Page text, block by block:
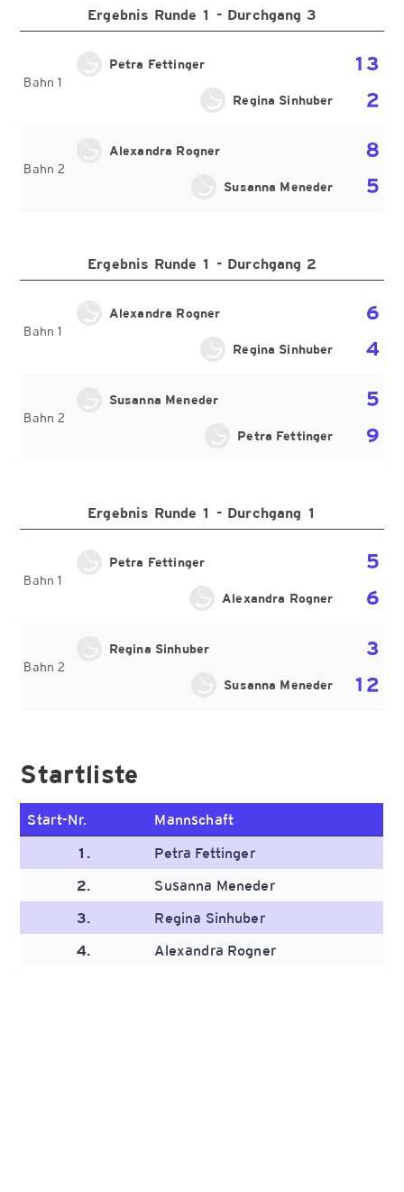
Ergebnis Runde 1 - Durchgang 3
Bahn 1
Petra Fettinger
13
2
Regina Sinhuber
Bahn 2
Alexandra Rogner
8
5
Susanna Meneder
Ergebnis Runde 1 - Durchgang 2
Bahn 1
Alexandra Rogner
6
4
Regina Sinhuber
Bahn 2
Susanna Meneder
5
9
Petra Fettinger
Ergebnis Runde 1 - Durchgang 1
Bahn 1
Petra Fettinger
5
6
Alexandra Rogner
Bahn 2
Regina Sinhuber
3
12
Susanna Meneder
Startliste
Start-Nr. Mannschaft
1.
Petra Fettinger
2.
Susanna Meneder
3.
Regina Sinhuber
4.
Alexandra Rogner